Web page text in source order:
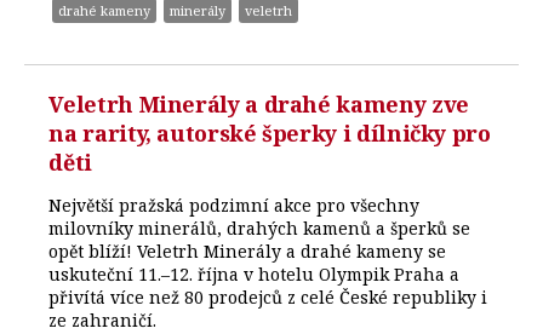
drahé kameny minerály veletrh
Veletrh Minerály a drahé kameny zve
na rarity, autorské šperky i dílničky pro
děti
Největší pražská podzimní akce pro všechny
milovníky minerálů, drahých kamenů a šperků se
opět blíží! Veletrh Minerály a drahé kameny se
uskuteční 11.–12. října v hotelu Olympik Praha a
přivítá více než 80 prodejců z celé České republiky i
ze zahraničí.